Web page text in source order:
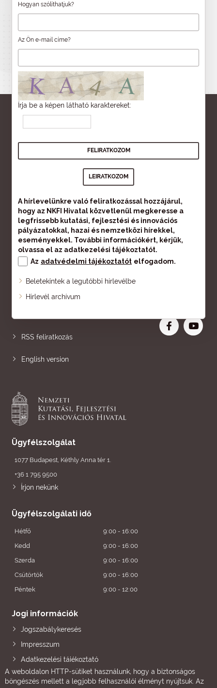
Hogyan szólíthatjuk?
Az Ön e-mail címe?
Írja be a képen látható karaktereket:
A hírlevelünkre való feliratkozással hozzájárul,
hogy az NKFI Hivatal közvetlenül megkeresse a
legfrissebb kutatási, fejlesztési és innovációs
pályázatokkal, hazai és nemzetközi hírekkel,
eseményekkel. További információkért, kérjük,
olvassa el az adatkezelési tájékoztatót.
Az adatvédelmi tájékoztatót elfogadom.
Beletekintek a legutóbbi hírlevélbe
Hírlevél archívum
Oldaltérkép
RSS feliratkozás
English version
Ügyfélszolgálat
1077 Budapest, Kéthly Anna tér 1.
+36 1 795 9500
Írjon nekünk
Ügyfélszolgálati idő
Hétfő
9:00 - 16:00
Kedd
9:00 - 16:00
Szerda
9:00 - 16:00
Csütörtök
9:00 - 16:00
Péntek
9:00 - 12:00
Jogi információk
Jogszabálykeresés
Impresszum
Adatkezelési tájékoztató
A weboldalon HTTP-sütiket használunk, hogy a biztonságos
böngészés mellett a legjobb felhasználói élményt nyújtsuk. Az